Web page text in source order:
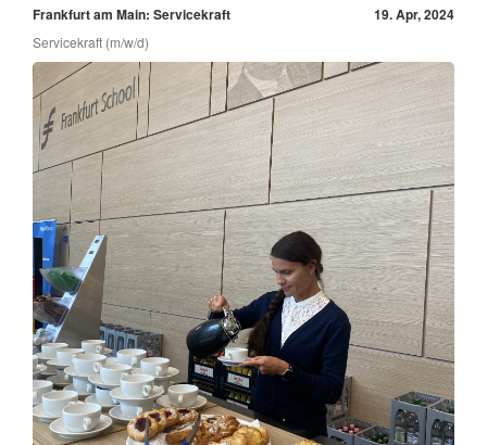
Frankfurt am Main: Servicekraft 19. Apr, 2024
Servicekraft (m/w/d)